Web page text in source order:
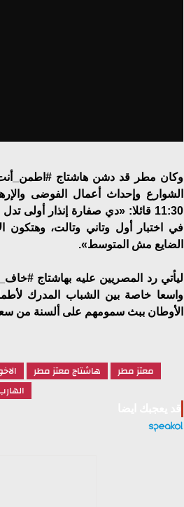
وكان مطر قد دشن هاشتاج
11:30 قائلا: «دي صفارة إنذار
في اختبار أول وتاني وتالت،
الضايع مش المتوسط».
ليأتي رد المصريين عليه بهاشتاج
واسعا خاصة بين الشباب المدرك
الأوطان ببث سمومهم على ألسنة من
معتز مطر هاشتاج معتز مطر